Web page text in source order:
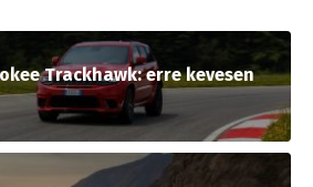
Trackhawk: erre kevesen